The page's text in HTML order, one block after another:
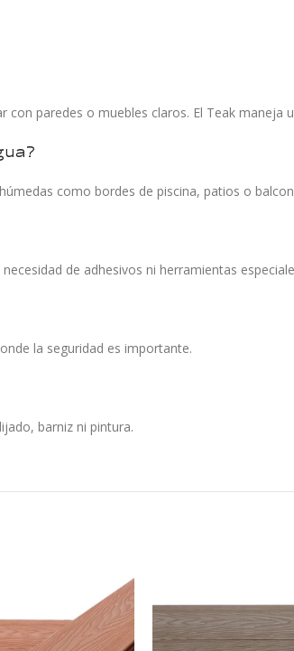
paredes o muebles claros. El Teak maneja
como bordes de piscina, patios o
de adhesivos ni herramientas
la seguridad es importante.
barniz ni pintura.